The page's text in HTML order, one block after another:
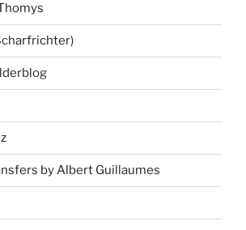
by Albert Guillaumes